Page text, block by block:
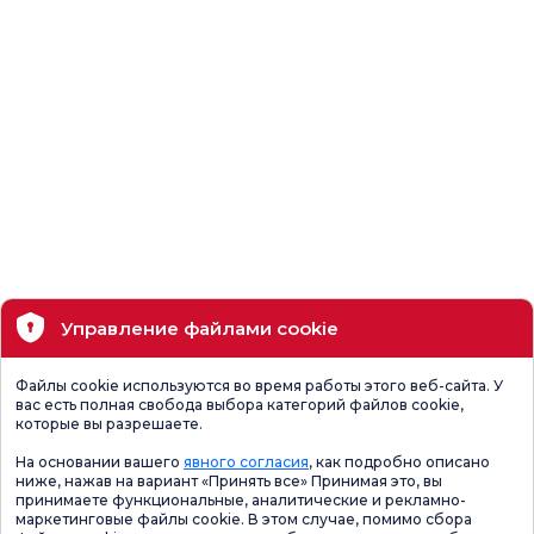
Управление файлами cookie
Файлы cookie используются во время работы этого веб-сайта. У
вас есть полная свобода выбора категорий файлов cookie,
которые вы разрешаете.
На основании вашего явного согласия, как подробно описано
ниже, нажав на вариант «Принять все» Принимая это, вы
принимаете функциональные, аналитические и рекламно-
маркетинговые файлы cookie. В этом случае, помимо сбора